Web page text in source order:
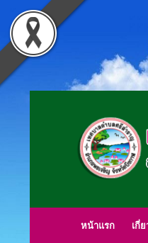
หน้าแรก เกี่